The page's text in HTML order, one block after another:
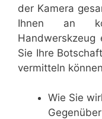
der Kamera
Ihnen an
Handwerskzeug
Sie Ihre
vermitteln
Wie Sie